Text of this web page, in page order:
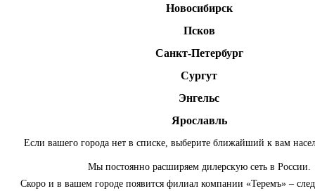
Новосибирск
Псков
Санкт-Петербург
Сургут
Энгельс
Ярославль
Если вашего города нет в списке, выберите ближайший к вам
Мы постоянно расширяем дилерскую сеть в России.
Скоро и в вашем городе появится филиал компании «Теремъ» –